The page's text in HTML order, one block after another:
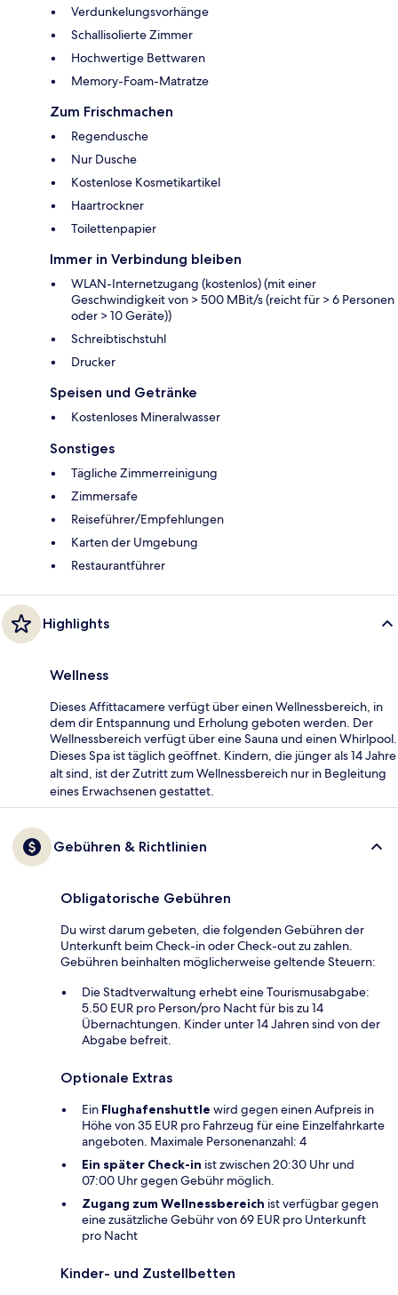
Verdunkelungsvorhänge
Schallisolierte Zimmer
Hochwertige Bettwaren
Memory-Foam-Matratze
Zum Frischmachen
Regendusche
Nur Dusche
Kostenlose Kosmetikartikel
Haartrockner
Toilettenpapier
Immer in Verbindung bleiben
WLAN-Internetzugang (kostenlos) (mit einer
Geschwindigkeit von > 500 MBit/s (reicht für > 6 Personen
oder > 10 Geräte))
Schreibtischstuhl
Drucker
Speisen und Getränke
Kostenloses Mineralwasser
Sonstiges
Tägliche Zimmerreinigung
Zimmersafe
Reiseführer/Empfehlungen
Karten der Umgebung
Restaurantführer
Highlights
Wellness
Dieses Affittacamere verfügt über einen Wellnessbereich, in
dem dir Entspannung und Erholung geboten werden. Der
Wellnessbereich verfügt über eine Sauna und einen Whirlpool.
Dieses Spa ist täglich geöffnet. Kindern, die jünger als 14 Jahre
alt sind, ist der Zutritt zum Wellnessbereich nur in Begleitung
eines Erwachsenen gestattet.
Gebühren & Richtlinien
Obligatorische Gebühren
Du wirst darum gebeten, die folgenden Gebühren der
Unterkunft beim Check-in oder Check-out zu zahlen.
Gebühren beinhalten möglicherweise geltende Steuern:
Die Stadtverwaltung erhebt eine Tourismusabgabe:
5.50 EUR pro Person/pro Nacht für bis zu 14
Übernachtungen. Kinder unter 14 Jahren sind von der
Abgabe befreit.
Optionale Extras
Ein Flughafenshuttle wird gegen einen Aufpreis in
Höhe von 35 EUR pro Fahrzeug für eine Einzelfahrkarte
angeboten. Maximale Personenanzahl: 4
Ein später Check-in ist zwischen 20:30 Uhr und
07:00 Uhr gegen Gebühr möglich.
Zugang zum Wellnessbereich ist verfügbar gegen
eine zusätzliche Gebühr von 69 EUR pro Unterkunft
pro Nacht
Kinder- und Zustellbetten